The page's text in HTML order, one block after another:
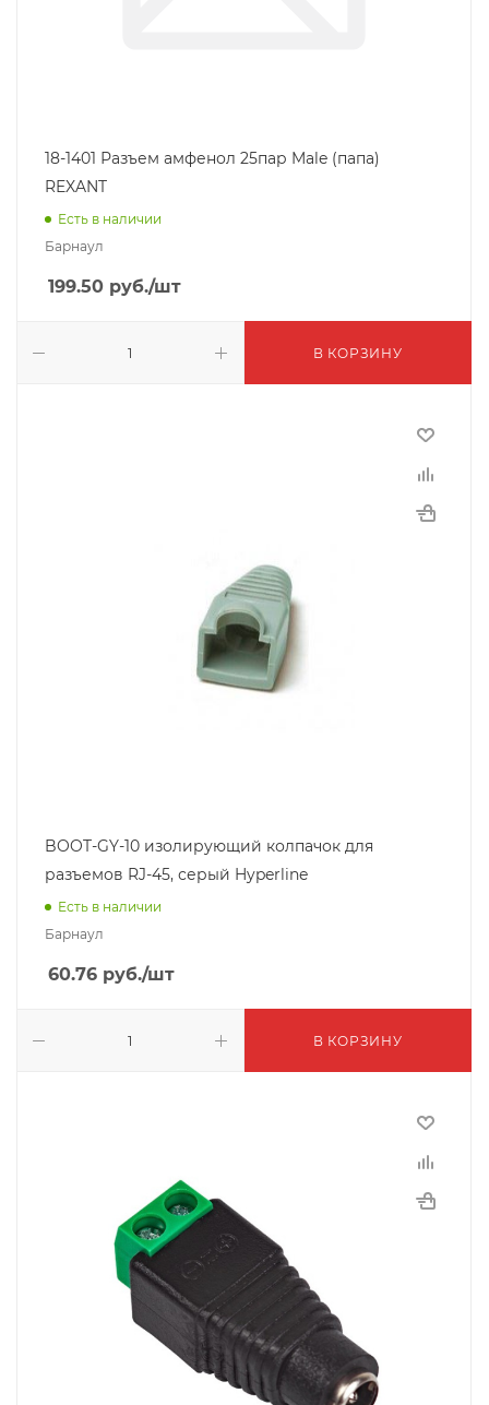
18-1401 Разъем амфенол 25пар Male (папа)
REXANT
Есть в наличии
Барнаул
199.50 руб./шт
В КОРЗИНУ
BOOT-GY-10 изолирующий колпачок для
разъемов RJ-45, серый Hyperline
Есть в наличии
Барнаул
60.76 руб./шт
В КОРЗИНУ